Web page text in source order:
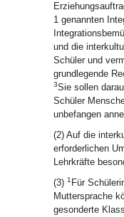
1 genannten
und die
Schüler und
grundlegende
3Sie sollen
Schüler
unbefangen
(2) Auf die
erforderlichen
Lehrkräfte
(3) 1 Für
Muttersprache
gesonderte